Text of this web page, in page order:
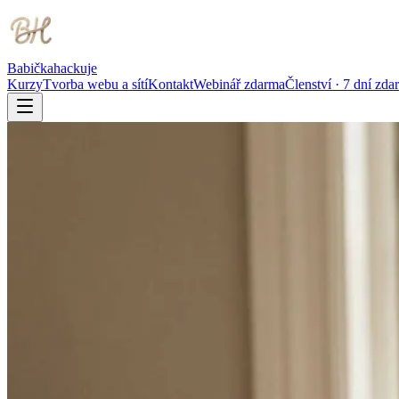
Babičkahackuje
KurzyTvorba webu a sítíKontaktWebinář zdarmaČlenství · 7 dní